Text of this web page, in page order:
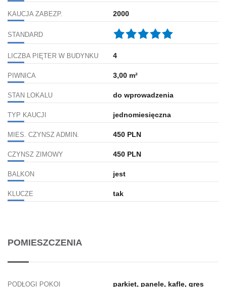
KAUCJA ZABEZP. 2000
STANDARD
LICZBA PIĘTER W BUDYNKU 4
PIWNICA 3,00 m²
STAN LOKALU do wprowadzenia
TYP KAUCJI jednomiesięczna
MIES. CZYNSZ ADMIN. 450 PLN
CZYNSZ ZIMOWY 450 PLN
BALKON jest
KLUCZE tak
POMIESZCZENIA
PODŁOGI POKOI parkiet, panele, kafle, gres